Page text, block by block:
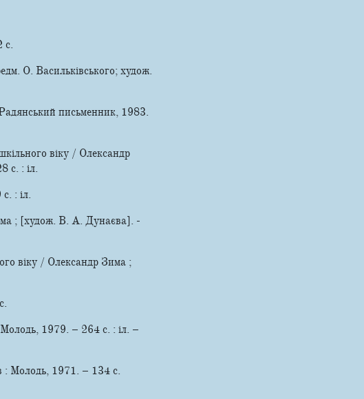
с.
О. Васильківського; худож.
письменник, 1983.
віку / Олександр
с. : iл.
: іл.
; [худож. В. А. Дунаєва]. -
вiку / Олександр Зима ;
1979. – 264 c. : іл. –
: Молодь, 1971. – 134 c.